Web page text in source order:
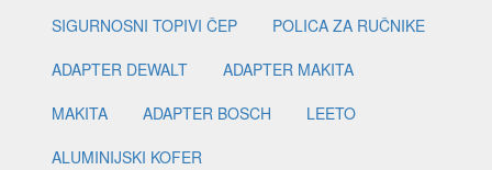
SIGURNOSNI TOPIVI ČEP
POLICA ZA RUČNIKE
ADAPTER DEWALT
ADAPTER MAKITA
MAKITA
ADAPTER BOSCH
LEETO
ALUMINIJSKI KOFER